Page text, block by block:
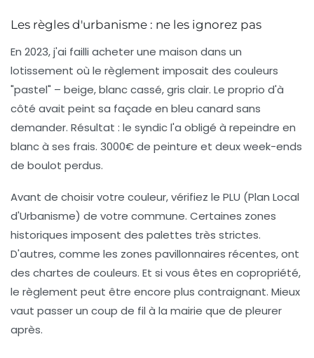
Les règles d'urbanisme : ne les ignorez pas
En 2023, j'ai failli acheter une maison dans un
lotissement où le règlement imposait des couleurs
"pastel" – beige, blanc cassé, gris clair. Le proprio d'à
côté avait peint sa façade en bleu canard sans
demander. Résultat : le syndic l'a obligé à repeindre en
blanc à ses frais. 3000€ de peinture et deux week-ends
de boulot perdus.
Avant de choisir votre couleur, vérifiez le PLU (Plan Local
d'Urbanisme) de votre commune. Certaines zones
historiques imposent des palettes très strictes.
D'autres, comme les zones pavillonnaires récentes, ont
des chartes de couleurs. Et si vous êtes en copropriété,
le règlement peut être encore plus contraignant. Mieux
vaut passer un coup de fil à la mairie que de pleurer
après.